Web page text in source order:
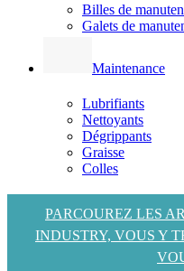
Billes de
Galets de
Maintenance
Lubrifiants
Nettoyants
Dégrippants
Graisse
Colles
PARCOUREZ LES
INDUSTRY, VOUS Y